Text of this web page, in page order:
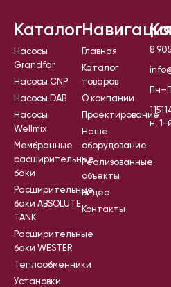
Каталог
Насосы
Grandfar
Насосы CNP
Насосы DAB
Насосы
Wellmix
Мембранные
расширительные
баки
Расширительные
баки ABSOLUTE
TANK
Расширительные
баки WESTER
Теплообменники
Установки
Главная
Каталог
товаров
О компании
Проектирование
Наше
оборудование
Реализованные
объекты
Видео
Контакты
8
н, 1-